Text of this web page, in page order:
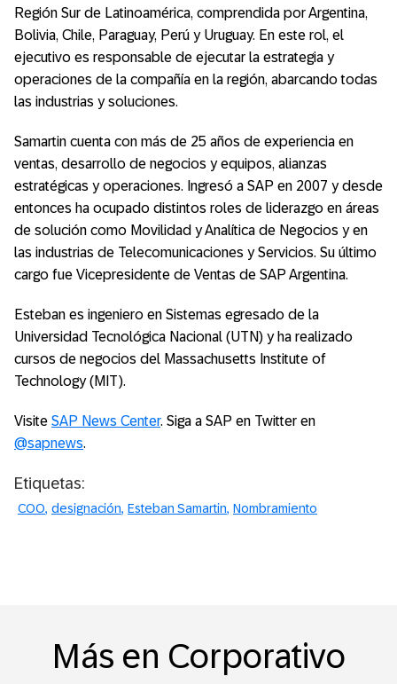
Región Sur de Latinoamérica, comprendida por Argentina,
Bolivia, Chile, Paraguay, Perú y Uruguay. En este rol, el
ejecutivo es responsable de ejecutar la estrategia y
operaciones de la compañía en la región, abarcando todas
las industrias y soluciones.
Samartin cuenta con más de 25 años de experiencia en
ventas, desarrollo de negocios y equipos, alianzas
estratégicas y operaciones. Ingresó a SAP en 2007 y desde
entonces ha ocupado distintos roles de liderazgo en áreas
de solución como Movilidad y Analítica de Negocios y en
las industrias de Telecomunicaciones y Servicios. Su último
cargo fue Vicepresidente de Ventas de SAP Argentina.
Esteban es ingeniero en Sistemas egresado de la
Universidad Tecnológica Nacional (UTN) y ha realizado
cursos de negocios del Massachusetts Institute of
Technology (MIT).
Visite SAP News Center. Siga a SAP en Twitter en
@sapnews.
Etiquetas:
COO designación Esteban Samartin Nombramiento
Más en Corporativo